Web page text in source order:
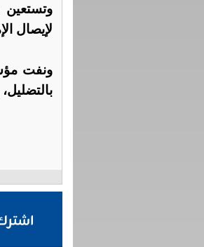
وتستعين
لإيصال
ونفت